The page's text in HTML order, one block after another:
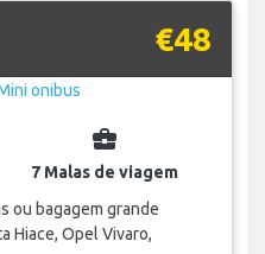
€48
business_center
7 Malas de viagem
ou bagagem grande
Hiace, Opel Vivaro,